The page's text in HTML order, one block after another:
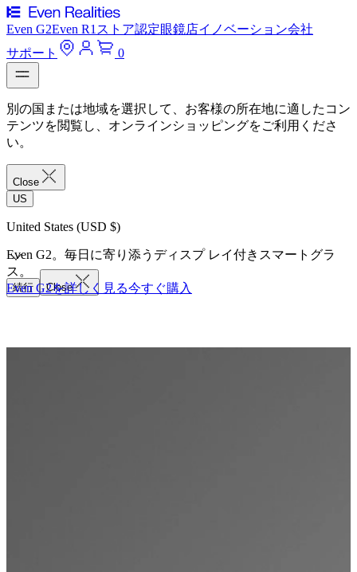
Even G2Even R1 ストア認定眼鏡店イノベーション会社
サポート
0
別の国または地域を選択して、お客様の所在地に適したコン
テンツを閲覧し、オンラインショッピングをご利用くださ
い。
Close
US
United States (USD $)
続行 Close
Even G2。毎日に寄り添うディスプ レイ付きスマートグラ
ス。
Even G2を詳しく見る今すぐ購入